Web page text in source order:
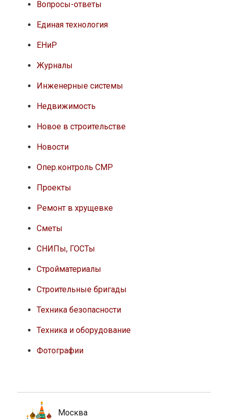
Вопросы-ответы
Единая технология
ЕНиР
Журналы
Инженерные системы
Недвижимость
Новое в строительстве
Новости
Опер.контроль СМР
Проекты
Ремонт в хрущевке
Сметы
СНИПы, ГОСТы
Стройматериалы
Строительные бригады
Техника безопасности
Техника и оборудование
Фотографии
Москва